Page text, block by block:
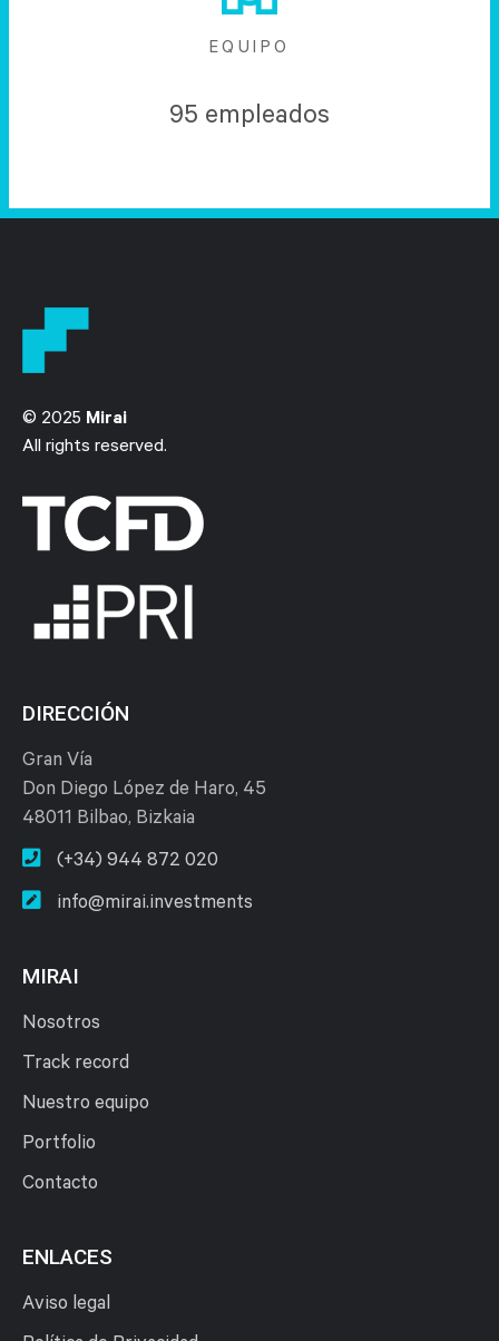
EQUIPO
95 empleados
© 2025 Mirai
All rights reserved.
DIRECCIÓN
Gran Vía
Don Diego López de Haro, 45
48011 Bilbao, Bizkaia
(+34) 944 872 020
info@mirai.investments
MIRAI
Nosotros
Track record
Nuestro equipo
Portfolio
Contacto
ENLACES
Aviso legal